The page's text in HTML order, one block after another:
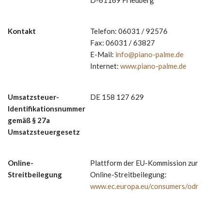
Kontakt
Telefon: 06031 / 92576
Fax: 06031 / 63827
E-Mail: info@piano-palme.de
Internet: www.piano-palme.de
Umsatzsteuer-
Identifikationsnummer
gemäß § 27a
Umsatzsteuergesetz
DE 158 127 629
Online-
Streitbeilegung
Plattform der EU-Kommission zur
Online-Streitbeilegung:
www.ec.europa.eu/consumers/odr